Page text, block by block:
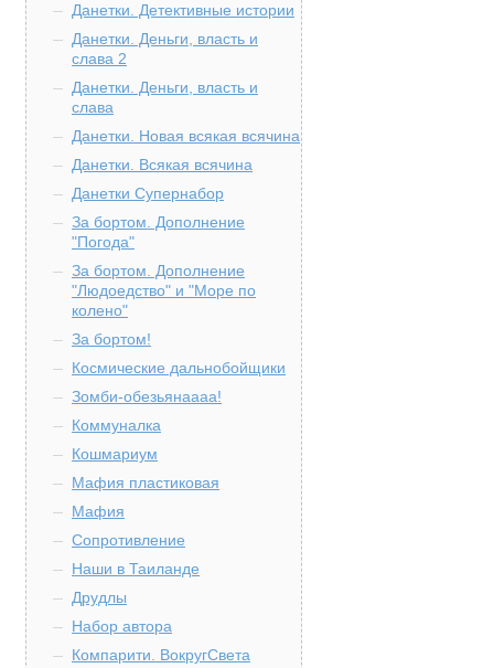
Данетки. Детективные истории
Данетки. Деньги, власть и
слава 2
Данетки. Деньги, власть и
слава
Данетки. Новая всякая всячина
Данетки. Всякая всячина
Данетки Супернабор
За бортом. Дополнение
"Погода"
За бортом. Дополнение
"Людоедство" и "Море по
колено"
За бортом!
Космические дальнобойщики
Зомби-обезьянаааа!
Коммуналка
Кошмариум
Мафия пластиковая
Мафия
Сопротивление
Наши в Таиланде
Друдлы
Набор автора
Компарити. ВокругСвета